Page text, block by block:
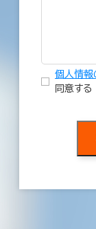
個人情報
同意する